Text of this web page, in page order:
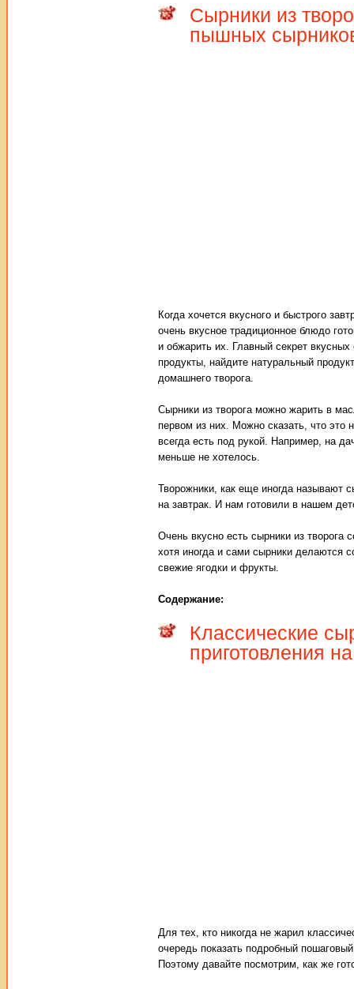
Сырники из
пышных
Когда хочется вкусного и быстрого
очень вкусное традиционное блюдо
и обжарить их. Главный секрет
продукты, найдите натуральный
домашнего творога.
Сырники из творога можно жарить в
первом из них. Можно сказать, что
всегда есть под рукой. Например, на
меньше не хотелось.
Творожники, как еще иногда называют
на завтрак. И нам готовили в нашем
Очень вкусно есть сырники из творога
хотя иногда и сами сырники делаются
свежие ягодки и фрукты.
Содержание:
Классические
приготовления
Для тех, кто никогда не жарил
очередь показать подробный
Поэтому давайте посмотрим, как же